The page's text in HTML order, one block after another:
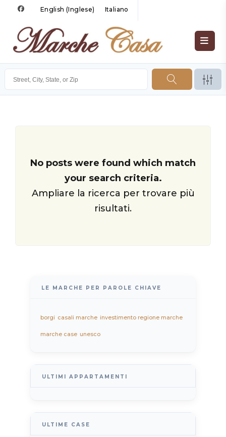
English (Inglese) Italiano
No posts were found which match
your search criteria.
Ampliare la ricerca per trovare più
risultati.
LE MARCHE PER PAROLE CHIAVE
borgi casali marche investimento regione marche
marche case unesco
ULTIMI APPARTAMENTI
ULTIME CASE